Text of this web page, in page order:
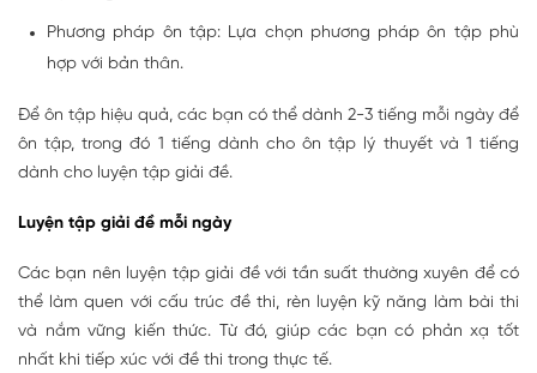
Phương pháp ôn tập: Lựa chọn phương pháp ôn tập phù
hợp với bản thân.
Để ôn tập hiệu quả, các bạn có thể dành 2-3 tiếng mỗi ngày để
ôn tập, trong đó 1 tiếng dành cho ôn tập lý thuyết và 1 tiếng
dành cho luyện tập giải đề.
Luyện tập giải đề mỗi ngày
Các bạn nên luyện tập giải đề với tần suất thường xuyên để có
thể làm quen với cấu trúc đề thi, rèn luyện kỹ năng làm bài thi
và nắm vững kiến thức. Từ đó, giúp các bạn có phản xạ tốt
nhất khi tiếp xúc với đề thi trong thực tế.